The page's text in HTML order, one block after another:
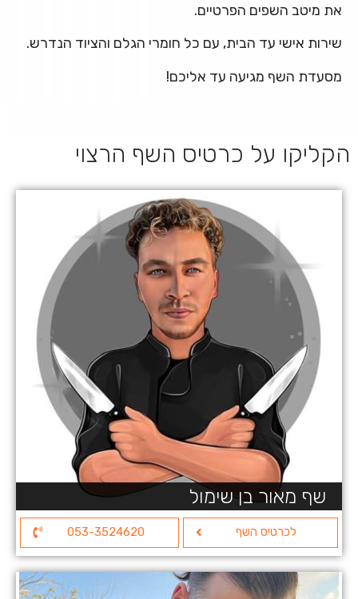
את מיטב השפים הפרטיים.
שירות אישי עד הבית, עם כל חומרי הגלם והציוד הנדרש.
מסעדת השף מגיעה עד אליכם!
הקליקו על כרטיס השף הרצוי
שף מאור בן שימול
לכרטיס השף 053-3524620